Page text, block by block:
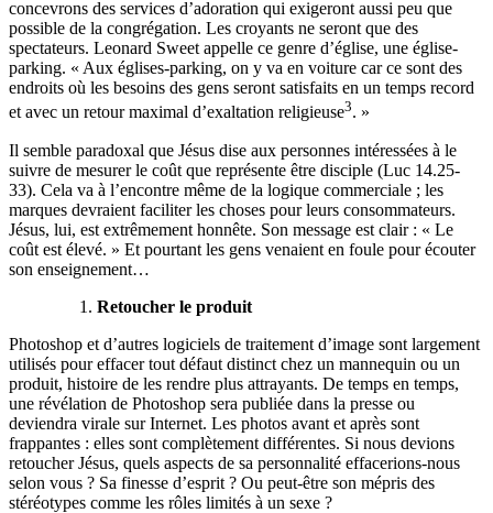
concevrons des services d’adoration qui exigeront aussi peu que
possible de la congrégation. Les croyants ne seront que des
spectateurs. Leonard Sweet appelle ce genre d’église, une église-
parking. « Aux églises-parking, on y va en voiture car ce sont des
endroits où les besoins des gens seront satisfaits en un temps record
et avec un retour maximal d’exaltation religieuse3. »
Il semble paradoxal que Jésus dise aux personnes intéressées à le
suivre de mesurer le coût que représente être disciple (Luc 14.25-
33). Cela va à l’encontre même de la logique commerciale ; les
marques devraient faciliter les choses pour leurs consommateurs.
Jésus, lui, est extrêmement honnête. Son message est clair : « Le
coût est élevé. » Et pourtant les gens venaient en foule pour écouter
son enseignement…
Retoucher le produit
Photoshop et d’autres logiciels de traitement d’image sont largement
utilisés pour effacer tout défaut distinct chez un mannequin ou un
produit, histoire de les rendre plus attrayants. De temps en temps,
une révélation de Photoshop sera publiée dans la presse ou
deviendra virale sur Internet. Les photos avant et après sont
frappantes : elles sont complètement différentes. Si nous devions
retoucher Jésus, quels aspects de sa personnalité effacerions-nous
selon vous ? Sa finesse d’esprit ? Ou peut-être son mépris des
stéréotypes comme les rôles limités à un sexe ?